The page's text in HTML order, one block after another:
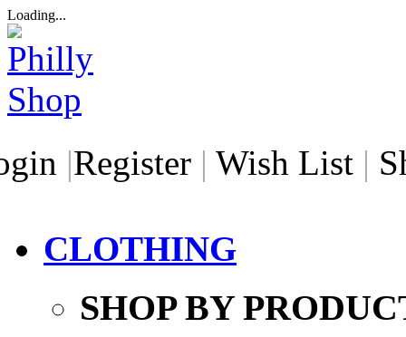
Loading...
|Register | Wish List |
CLOTHING
SHOP BY